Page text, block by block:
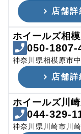
店舗詳
ホイールズ相
050-1807-
神奈川県相模原市
店舗詳
ホイールズ川
044-329-
神奈川県川崎市川